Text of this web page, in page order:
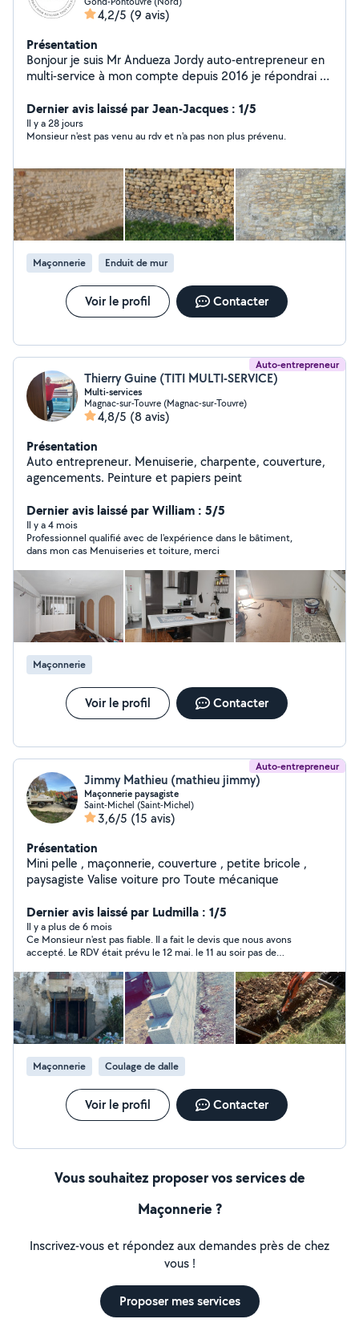
4,2/5 (9 avis)
Présentation
Bonjour je suis Mr Andueza Jordy auto-entrepreneur en
multi-service à mon compte depuis 2016 je répondrai à
rénovation intérieur extérieur pose de clôture murs
chape COUVERTURE: remaniement changement
réparation tous type de tuiles réparation ou
intérieur extérieur sur tout supports RÉNOVATION:
intérieur extérieur NETTOYAGE et HYDROFUGE des
façades murs dallage toitures ENTRETIEN ESPACES
VERTS: Élagage Tailles et Abattage tout type d'arbres
toutes hauteurs Tailles de haies toutes hauteurs toutes
distances entretien des parc et jardin
débroussaillement Travail avec tout le matériel
nécessaire camion benne camion nacelle jusqu'à 20m
de haut je suis 100% autonome Déplacements et Devis
GRATUIT intervention Rapide
Dernier avis laissé par Jean-Jacques : 1/5
Il y a 28 jours
Monsieur n'est pas venu au rdv et n'a pas non plus prévenu.
Maçonnerie Enduit de mur
Voir le profil Contacter
Auto-entrepreneur
Thierry Guine (TITI MULTI-SERVICE)
Multi-services
Magnac-sur-Touvre (Magnac-sur-Touvre)
4,8/5 (8 avis)
Présentation
Auto entrepreneur. Menuiserie, charpente, couverture,
agencements. Peinture et papiers peint
Dernier avis laissé par William : 5/5
Il y a 4 mois
Professionnel qualifié avec de l'expérience dans le bâtiment,
dans mon cas Menuiseries et toiture, merci
Maçonnerie
Voir le profil Contacter
Auto-entrepreneur
Jimmy Mathieu (mathieu jimmy)
Maçonnerie paysagiste
Saint-Michel (Saint-Michel)
3,6/5 (15 avis)
Présentation
Mini pelle , maçonnerie, couverture , petite bricole ,
paysagiste Valise voiture pro Toute mécanique
Dernier avis laissé par Ludmilla : 1/5
Il y a plus de 6 mois
Ce Monsieur n'est pas fiable. Il a fait le devis que nous avons
accepté. Le RDV était prévu le 12 mai. le 11 au soir pas de
envoyé et qu'il a une panne sur son camion, il viendra le 18 mai.
Ok. idem le dimanche je relance et là il m'explique qu'il a un
problème personnel et que si on trouve quelqu'un d'autre c'est
mieux car pendant les semaines à venir, il ne pourra pas. Et là,
je vois que sur le site il se positionne sur des demandes.
J'apprécie mal le fait que l'on se moque de moi. En plus tout ca
par sms. Dommage car si le premier chantier s'était bien
déroulé nous avions d'autres besoins.
Maçonnerie Coulage de dalle
Voir le profil Contacter
Vous souhaitez proposer vos services de
Maçonnerie ?
Inscrivez-vous et répondez aux demandes près de chez
vous !
Proposer mes services